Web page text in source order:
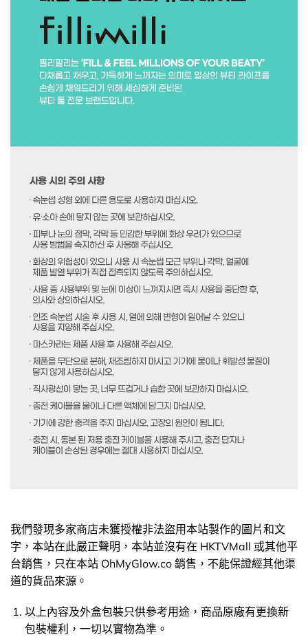
我們發現多家商店未獲授權非法盜用本站製作的圖片和文
字，本站在此嚴正聲明，本站並沒有在 HKTVMall 或其他平
台銷售，只在本站 OhMyGlow.co 銷售，不能保證經其他渠
道的貨品來源。
以上內容及外盒包裝只供參考用途，商品原廠有更換新
包裝權利，一切以實物為準。